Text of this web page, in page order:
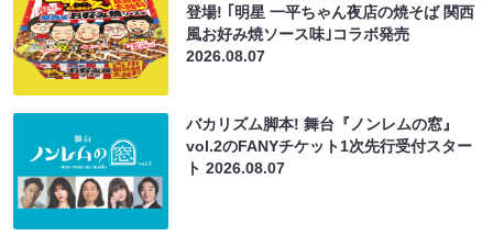
登場! ｢明星 一平ちゃん夜店の焼そば 関西
風お好み焼ソース味｣コラボ発売
2026.08.07
バカリズム脚本! 舞台『ノンレムの窓』
vol.2のFANYチケット1次先行受付スター
ト2026.08.07